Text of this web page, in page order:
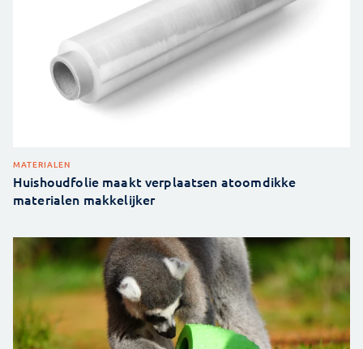
MATERIALEN
Huishoudfolie maakt verplaatsen atoomdikke
materialen makkelijker